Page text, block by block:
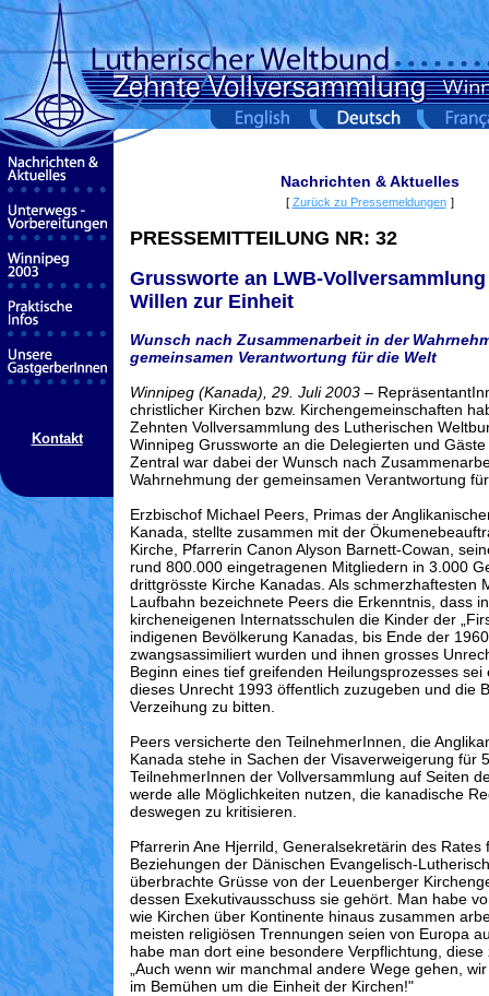
Kontakt
Nachrichten & Aktuelles
[ Zurück zu Pressemeldungen ]
PRESSEMITTEILUNG NR: 32
Grussworte an LWB-
Willen zur Einheit
Wunsch nach Zusammenarbeit in der
gemeinsamen Verantwortung für die Welt
Winnipeg (Kanada), 29. Juli 2003 –
christlicher Kirchen bzw. Kirchengemeinschaften
Zehnten Vollversammlung des Lutherischen
Winnipeg Grussworte an die Delegierten und
Zentral war dabei der Wunsch nach
Wahrnehmung der gemeinsamen Verantwortung
Erzbischof Michael Peers, Primas der
Kanada, stellte zusammen mit der
Kirche, Pfarrerin Canon Alyson Barnett-Cowan,
rund 800.000 eingetragenen Mitgliedern in 3.000
drittgrösste Kirche Kanadas. Als schmerzhaftesten
Laufbahn bezeichnete Peers die Erkenntnis, dass
kircheneigenen Internatsschulen die Kinder der
indigenen Bevölkerung Kanadas, bis Ende der
zwangsassimiliert wurden und ihnen grosses
Beginn eines tief greifenden Heilungsprozesses sei
dieses Unrecht 1993 öffentlich zuzugeben und die
Verzeihung zu bitten.
Peers versicherte den TeilnehmerInnen, die
Kanada stehe in Sachen der Visaverweigerung für
TeilnehmerInnen der Vollversammlung auf Seiten
werde alle Möglichkeiten nutzen, die kanadische
deswegen zu kritisieren.
Pfarrerin Ane Hjerrild, Generalsekretärin des Rates
Beziehungen der Dänischen Evangelisch-
überbrachte Grüsse von der Leuenberger
dessen Exekutivausschuss sie gehört. Man habe
wie Kirchen über Kontinente hinaus zusammen
meisten religiösen Trennungen seien von Europa
habe man dort eine besondere Verpflichtung,
„Auch wenn wir manchmal andere Wege gehen,
im Bemühen um die Einheit der Kirchen!"